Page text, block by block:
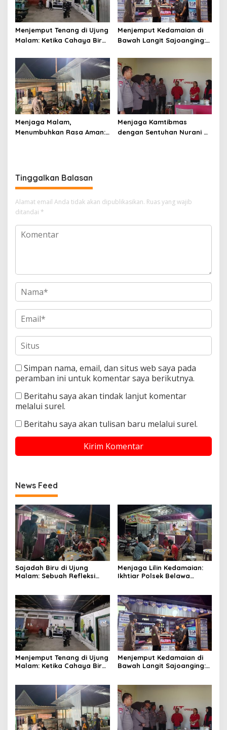
Menjemput Tenang di Ujung
Malam: Ketika Cahaya Biru
Istirahat Warga
Sabbangparu
Menjemput Kedamaian di
Bawah Langit Sajoanging:
Polisi, dan Hati yang
Menjaga
Menjaga Malam,
Menumbuhkan Rasa Aman:
Menjaga Kamtibmas
dengan Sentuhan Nurani di
Tinggalkan Balasan
Alamat email Anda tidak akan dipublikasikan. Ruas yang wajib
ditandai *
Simpan nama, email, dan situs web saya pada
peramban ini untuk komentar saya berikutnya.
Beritahu saya akan tindak lanjut komentar
melalui surel.
Beritahu saya akan tulisan baru melalui surel.
News Feed
Sajadah Biru di Ujung
Malam: Sebuah Refleksi
Menjaga Lilin Kedamaian:
Ikhtiar Polsek Belawa
Menjemput Tenang di Ujung
Malam: Ketika Cahaya Biru
Sabbangparu
Menjemput Kedamaian di
Bawah Langit Sajoanging:
Menjaga